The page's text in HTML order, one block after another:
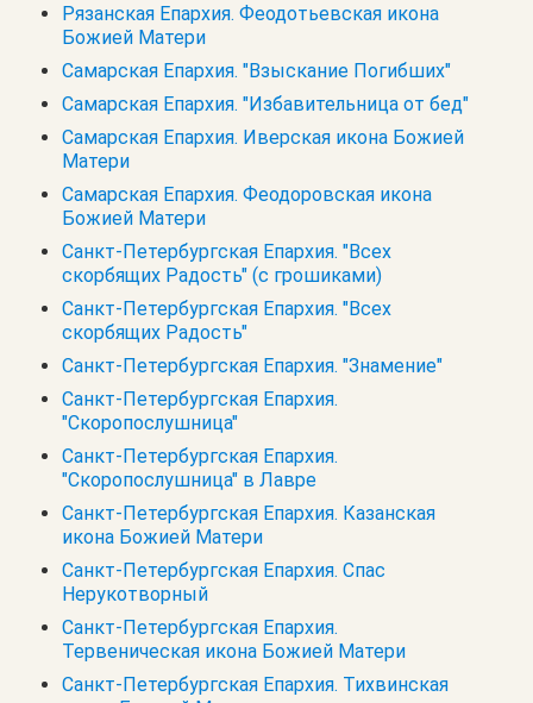
Рязанская Епархия. Феодотьевская икона
Божией Матери
Самарская Епархия. "Взыскание Погибших"
Самарская Епархия. "Избавительница от бед"
Самарская Епархия. Иверская икона Божией
Матери
Самарская Епархия. Феодоровская икона
Божией Матери
Санкт-Петербургская Епархия. "Всех
скорбящих Радость" (с грошиками)
Санкт-Петербургская Епархия. "Всех
скорбящих Радость"
Санкт-Петербургская Епархия. "Знамение"
Санкт-Петербургская Епархия.
"Скоропослушница"
Санкт-Петербургская Епархия.
"Скоропослушница" в Лавре
Санкт-Петербургская Епархия. Казанская
икона Божией Матери
Санкт-Петербургская Епархия. Спас
Нерукотворный
Санкт-Петербургская Епархия.
Тервеническая икона Божией Матери
Санкт-Петербургская Епархия. Тихвинская